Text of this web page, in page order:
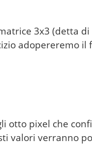
3x3 (detta di
adopereremo il
otto pixel che
valori verranno